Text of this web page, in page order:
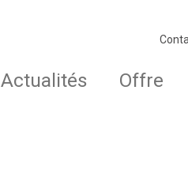
Actualités Offre